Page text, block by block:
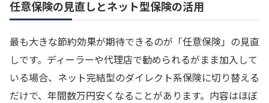
任意保険の見直しとネット型保険の活用
最も大きな節約効果が期待できるのが「任意保険」の見直
しです。ディーラーや代理店で勧められるがまま加入して
いる場合、ネット完結型のダイレクト系保険に切り替える
だけで、年間数万円安くなることがあります。内容はほぼ